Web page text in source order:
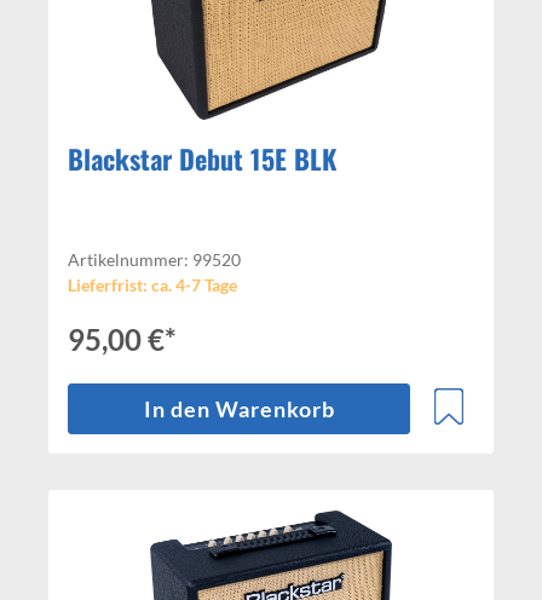
Blackstar Debut 15E BLK
Artikelnummer: 99520
Lieferfrist: ca. 4-7 Tage
95,00 €*
In den Warenkorb